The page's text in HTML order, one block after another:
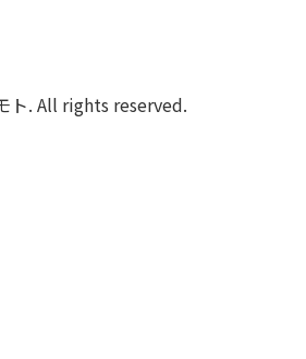
ト. All rights reserved.